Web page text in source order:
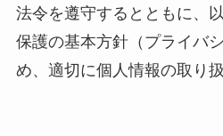
法令を遵守するとともに、
保護の基本方針（プライバ
め、適切に個人情報の取り